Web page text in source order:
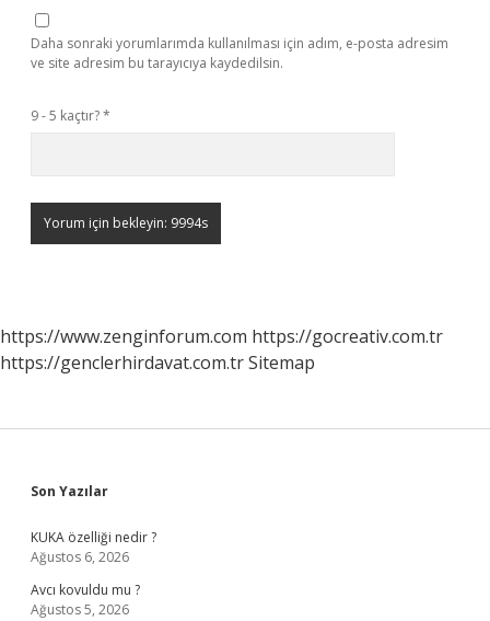
Daha sonraki yorumlarımda kullanılması için adım, e-posta adresim
ve site adresim bu tarayıcıya kaydedilsin.
9 - 5 kaçtır?*
https://www.zenginforum.com https://gocreativ.com.tr
https://genclerhirdavat.com.trSitemap
Sidebar
Son Yazılar
KUKA özelliği nedir ?
Ağustos 6, 2026
Avcı kovuldu mu ?
Ağustos 5, 2026